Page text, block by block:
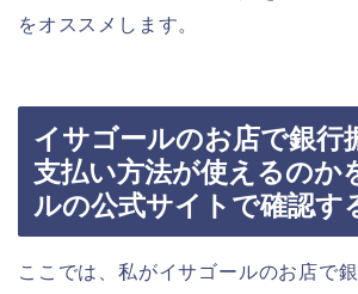
をオススメします。
イサゴールのお店で銀行
支払い方法が使えるのか
ルの公式サイトで確認す
ここでは、私がイサゴールのお店で